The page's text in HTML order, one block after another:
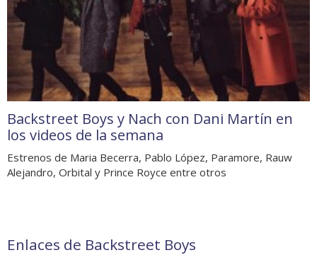
Backstreet Boys y Nach con Dani Martín en
los videos de la semana
Estrenos de Maria Becerra, Pablo López, Paramore, Rauw
Alejandro, Orbital y Prince Royce entre otros
Enlaces de Backstreet Boys